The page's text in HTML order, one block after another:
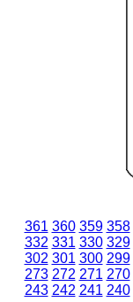
361 360 359 358
332 331 330 329
302 301 300 299
273 272 271 270
243 242 241 240